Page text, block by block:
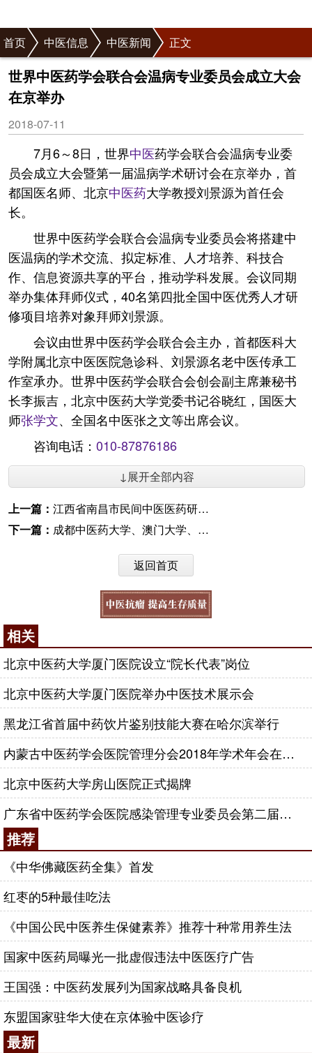
首页 中医信息 中医新闻 正文
世界中医药学会联合会温病专业委员会成立大会
在京举办
2018-07-11
7月6～8日，世界中医药学会联合会温病专业委
员会成立大会暨第一届温病学术研讨会在京举办，首
都国医名师、北京中医药大学教授刘景源为首任会
长。
世界中医药学会联合会温病专业委员会将搭建中
医温病的学术交流、拟定标准、人才培养、科技合
作、信息资源共享的平台，推动学科发展。会议同期
举办集体拜师仪式，40名第四批全国中医优秀人才研
修项目培养对象拜师刘景源。
会议由世界中医药学会联合会主办，首都医科大
学附属北京中医医院急诊科、刘景源名老中医传承工
作室承办。世界中医药学会联合会创会副主席兼秘书
长李振吉，北京中医药大学党委书记谷晓红，国医大
师张学文、全国名中医张之文等出席会议。
咨询电话： 010-87876186
↓展开全部内容
上一篇： 江西省南昌市民间中医医药研究开发协会成立大会举行
下一篇： 成都中医药大学、澳门大学、太极集团合作构建“中华医药创新共同体”
返回首页
相关
北京中医药大学厦门医院设立“院长代表”岗位
北京中医药大学厦门医院举办中医技术展示会
黑龙江省首届中药饮片鉴别技能大赛在哈尔滨举行
内蒙古中医药学会医院管理分会2018年学术年会在京举行
北京中医药大学房山医院正式揭牌
广东省中医药学会医院感染管理专业委员会第二届学术年会举行
推荐
《中华佛藏医药全集》首发
红枣的5种最佳吃法
《中国公民中医养生保健素养》推荐十种常用养生法
国家中医药局曝光一批虚假违法中医医疗广告
王国强：中医药发展列为国家战略具备良机
东盟国家驻华大使在京体验中医诊疗
最新